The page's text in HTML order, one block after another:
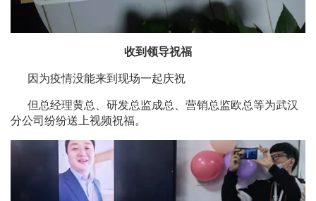
收到领导祝福
因为疫情没能来到现场一起庆祝
但总经理黄总、研发总监成总、营销总监欧总等为武汉
分公司纷纷送上视频祝福。